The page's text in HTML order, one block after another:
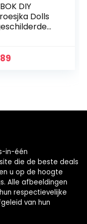
DIY
Dolls
5
in-één
die de beste deals
u op de hoogte
Alle afbeeldingen
respectievelijke
van hun